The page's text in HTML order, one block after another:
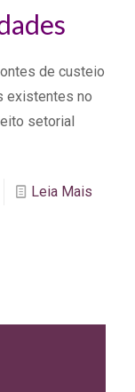
de custeio
existentes no
setorial
Leia Mais